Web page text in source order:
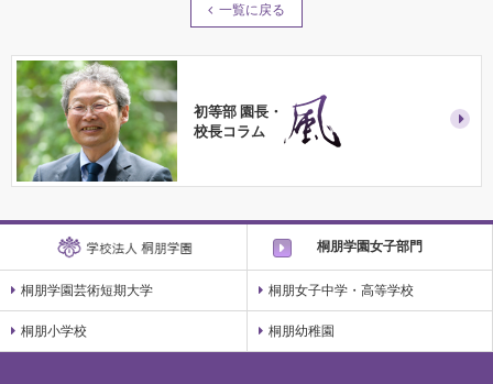
一覧に戻る
初等部 園長・
校長コラム
桐朋学園女子部門
桐朋学園芸術短期大学 桐朋女子中学・高等学校
桐朋小学校 桐朋幼稚園